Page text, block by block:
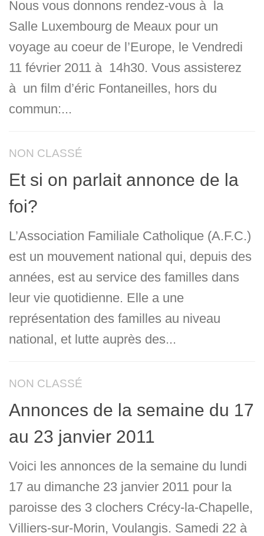
Nous vous donnons rendez-vous à la
Salle Luxembourg de Meaux pour un
voyage au coeur de l’Europe, le Vendredi
11 février 2011 à 14h30. Vous assisterez
à un film d’éric Fontaneilles, hors du
commun:...
NON CLASSÉ
Et si on parlait annonce de la
foi?
L’Association Familiale Catholique (A.F.C.)
est un mouvement national qui, depuis des
années, est au service des familles dans
leur vie quotidienne. Elle a une
représentation des familles au niveau
national, et lutte auprès des...
NON CLASSÉ
Annonces de la semaine du 17
au 23 janvier 2011
Voici les annonces de la semaine du lundi
17 au dimanche 23 janvier 2011 pour la
paroisse des 3 clochers Crécy-la-Chapelle,
Villiers-sur-Morin, Voulangis. Samedi 22 à